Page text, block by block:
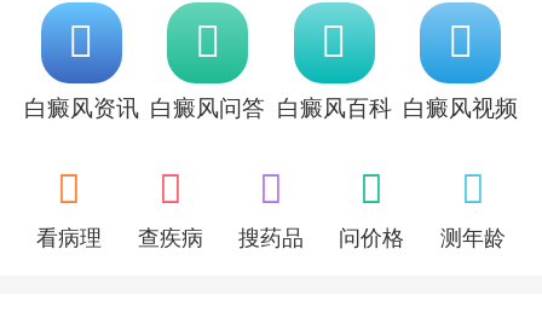
白癜风资讯 白癜风问答 白癜风百科 白癜风视频
看病理 查疾病 搜药品 问价格 测年龄